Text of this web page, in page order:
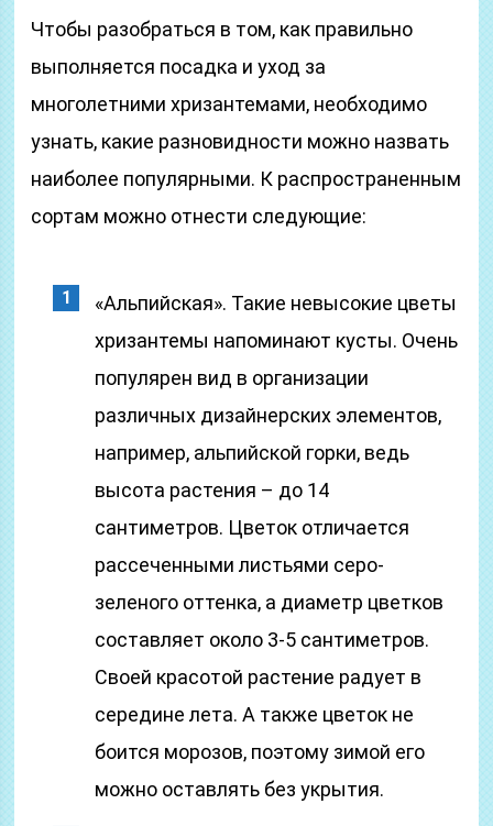
Чтобы разобраться в том, как правильно
выполняется посадка и уход за
многолетними хризантемами, необходимо
узнать, какие разновидности можно назвать
наиболее популярными. К распространенным
сортам можно отнести следующие:
«Альпийская». Такие невысокие цветы
хризантемы напоминают кусты. Очень
популярен вид в организации
различных дизайнерских элементов,
например, альпийской горки, ведь
высота растения – до 14
сантиметров. Цветок отличается
рассеченными листьями серо-
зеленого оттенка, а диаметр цветков
составляет около 3-5 сантиметров.
Своей красотой растение радует в
середине лета. А также цветок не
боится морозов, поэтому зимой его
можно оставлять без укрытия.